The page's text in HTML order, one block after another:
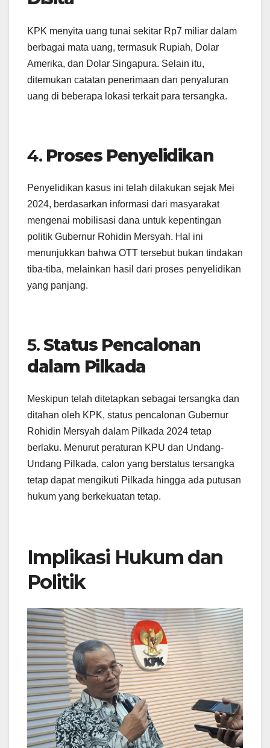
KPK menyita uang tunai sekitar Rp7 miliar dalam
berbagai mata uang, termasuk Rupiah, Dolar
Amerika, dan Dolar Singapura. Selain itu,
ditemukan catatan penerimaan dan penyaluran
uang di beberapa lokasi terkait para tersangka.
4. Proses Penyelidikan
Penyelidikan kasus ini telah dilakukan sejak Mei
2024, berdasarkan informasi dari masyarakat
mengenai mobilisasi dana untuk kepentingan
politik Gubernur Rohidin Mersyah. Hal ini
menunjukkan bahwa OTT tersebut bukan tindakan
tiba-tiba, melainkan hasil dari proses penyelidikan
yang panjang.
5.Status Pencalonan
dalam Pilkada
Meskipun telah ditetapkan sebagai tersangka dan
ditahan oleh KPK, status pencalonan Gubernur
Rohidin Mersyah dalam Pilkada 2024 tetap
berlaku. Menurut peraturan KPU dan Undang-
Undang Pilkada, calon yang berstatus tersangka
tetap dapat mengikuti Pilkada hingga ada putusan
hukum yang berkekuatan tetap.
Implikasi Hukum dan
Politik